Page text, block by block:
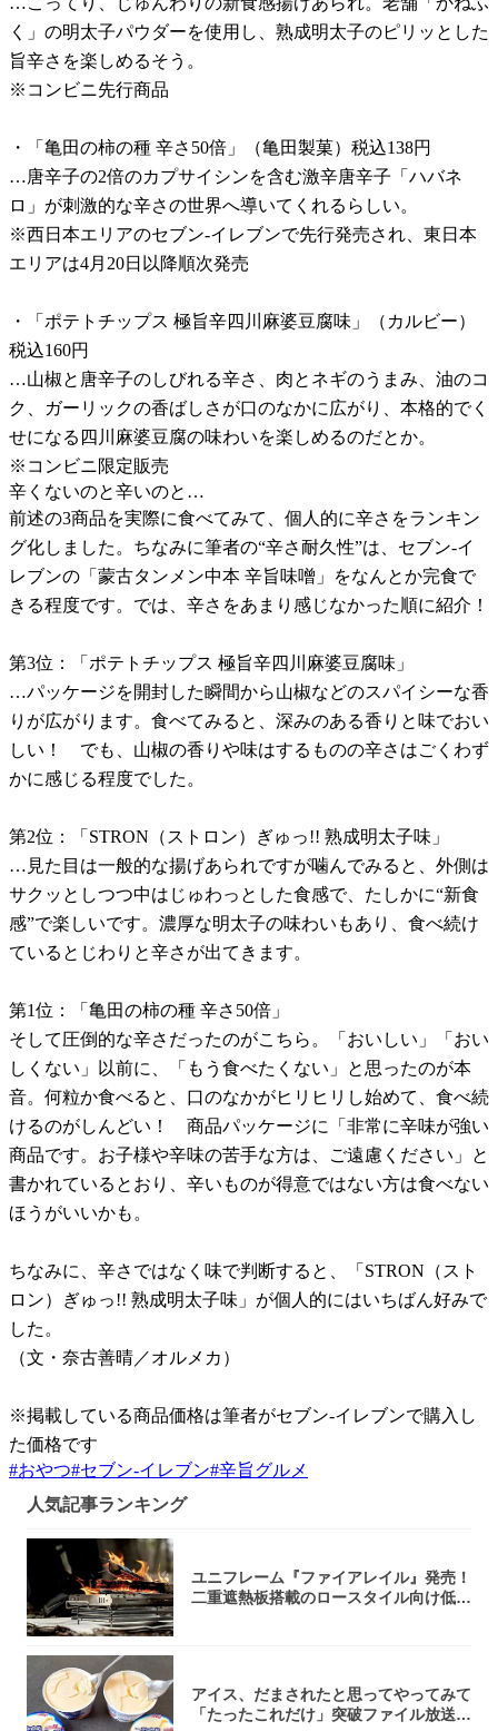
く」の明太子パウダーを使用し、熟成明太子のピリッとした
旨辛さを楽しめるそう。
※コンビニ先行商品
・「亀田の柿の種 辛さ50倍」（亀田製菓）税込138円
…唐辛子の2倍のカプサイシンを含む激辛唐辛子「ハバネ
ロ」が刺激的な辛さの世界へ導いてくれるらしい。
※西日本エリアのセブン-イレブンで先行発売され、東日本
エリアは4月20日以降順次発売
・「ポテトチップス 極旨辛四川麻婆豆腐味」（カルビー）
税込160円
…山椒と唐辛子のしびれる辛さ、肉とネギのうまみ、油のコ
ク、ガーリックの香ばしさが口のなかに広がり、本格的でく
せになる四川麻婆豆腐の味わいを楽しめるのだとか。
※コンビニ限定販売
辛くないのと辛いのと…
前述の3商品を実際に食べてみて、個人的に辛さをランキン
グ化しました。ちなみに筆者の“辛さ耐久性”は、セブン-イ
レブンの「蒙古タンメン中本 辛旨味噌」をなんとか完食で
きる程度です。では、辛さをあまり感じなかった順に紹介！
第3位：「ポテトチップス 極旨辛四川麻婆豆腐味」
…パッケージを開封した瞬間から山椒などのスパイシーな香
りが広がります。食べてみると、深みのある香りと味でおい
しい！ でも、山椒の香りや味はするものの辛さはごくわず
かに感じる程度でした。
第2位：「STRON（ストロン）ぎゅっ!! 熟成明太子味」
…見た目は一般的な揚げあられですが噛んでみると、外側は
サクッとしつつ中はじゅわっとした食感で、たしかに“新食
感”で楽しいです。濃厚な明太子の味わいもあり、食べ続け
ているとじわりと辛さが出てきます。
第1位：「亀田の柿の種 辛さ50倍」
そして圧倒的な辛さだったのがこちら。「おいしい」「おい
しくない」以前に、「もう食べたくない」と思ったのが本
音。何粒か食べると、口のなかがヒリヒリし始めて、食べ続
けるのがしんどい！ 商品パッケージに「非常に辛味が強い
商品です。お子様や辛味の苦手な方は、ご遠慮ください」と
書かれているとおり、辛いものが得意ではない方は食べない
ほうがいいかも。
ちなみに、辛さではなく味で判断すると、「STRON（スト
ロン）ぎゅっ!! 熟成明太子味」が個人的にはいちばん好みで
した。
（文・奈古善晴／オルメカ）
※掲載している商品価格は筆者がセブン-イレブンで購入し
た価格です
#おやつ#セブン-イレブン#辛旨グルメ
人気記事ランキング
ユニフレーム『ファイアレイル』発売！
二重遮熱板搭載のロースタイル向け低型
アイス、だまされたと思ってやってみて
「たったこれだけ」突破ファイル放送で